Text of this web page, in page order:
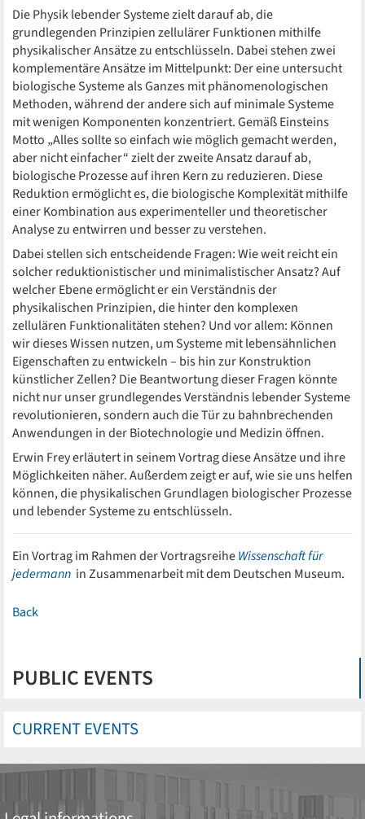
PUBLIC EVENTS
CURRENT EVENTS
Die Physik lebender Systeme zielt darauf ab, die
grundlegenden Prinzipien zellulärer Funktionen mithilfe
physikalischer Ansätze zu entschlüsseln. Dabei stehen zwei
komplementäre Ansätze im Mittelpunkt: Der eine untersucht
biologische Systeme als Ganzes mit phänomenologischen
Methoden, während der andere sich auf minimale Systeme
mit wenigen Komponenten konzentriert. Gemäß Einsteins
Motto „Alles sollte so einfach wie möglich gemacht werden,
aber nicht einfacher“ zielt der zweite Ansatz darauf ab,
biologische Prozesse auf ihren Kern zu reduzieren. Diese
Reduktion ermöglicht es, die biologische Komplexität mithilfe
einer Kombination aus experimenteller und theoretischer
Analyse zu entwirren und besser zu verstehen.
Dabei stellen sich entscheidende Fragen: Wie weit reicht ein
solcher reduktionistischer und minimalistischer Ansatz? Auf
welcher Ebene ermöglicht er ein Verständnis der
physikalischen Prinzipien, die hinter den komplexen
zellulären Funktionalitäten stehen? Und vor allem: Können
wir dieses Wissen nutzen, um Systeme mit lebensähnlichen
Eigenschaften zu entwickeln – bis hin zur Konstruktion
künstlicher Zellen? Die Beantwortung dieser Fragen könnte
nicht nur unser grundlegendes Verständnis lebender Systeme
revolutionieren, sondern auch die Tür zu bahnbrechenden
Anwendungen in der Biotechnologie und Medizin öffnen.
Erwin Frey erläutert in seinem Vortrag diese Ansätze und ihre
Möglichkeiten näher. Außerdem zeigt er auf, wie sie uns helfen
können, die physikalischen Grundlagen biologischer Prozesse
und lebender Systeme zu entschlüsseln.
Ein Vortrag im Rahmen der VortragsreiheWissenschaft für
jedermann in Zusammenarbeit mit dem Deutschen Museum.
Back